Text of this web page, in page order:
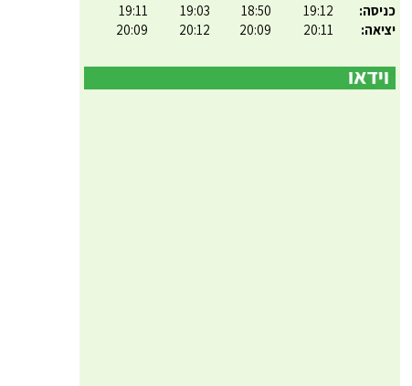
כניסה:
יציאה:
19:12
20:11
18:50
20:09
19:03
20:12
19:11
20:09